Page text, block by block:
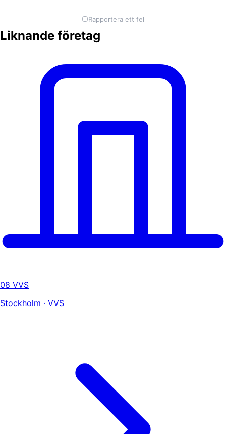
Rapportera ett fel
Liknande företag
08 VVS
Stockholm · VVS